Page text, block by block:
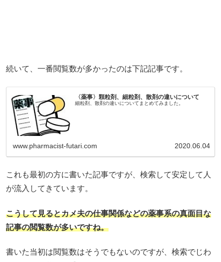
続いて、一番閲覧数が多かったのは下記記事です。
〈薬事〉顆粒剤、細粒剤、散剤の違いについて
細粒剤、散剤の違いについてまとめてみました。
www.pharmacist-futari.com 2020.06.04
これも最初の方に書いた記事ですが、検索して安定して人
が流入してきています。
こうして見るとカメ夫の仕事関係などの薬事系の真面目な
記事の閲覧数が多いですね。
書いた当初は閲覧数はそうでもないのですが、検索でじわ